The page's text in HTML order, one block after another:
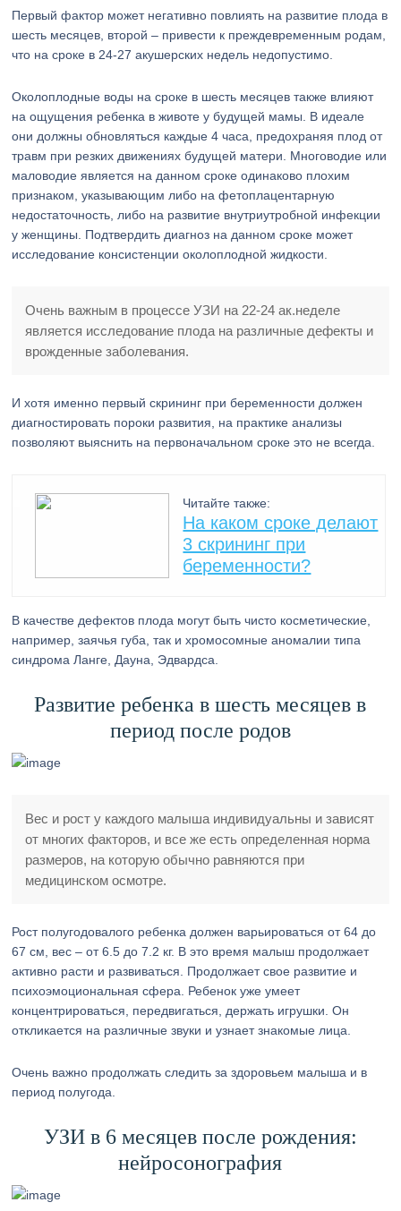
Первый фактор может негативно повлиять на развитие плода в
шесть месяцев, второй – привести к преждевременным родам,
что на сроке в 24-27 акушерских недель недопустимо.
Околоплодные воды на сроке в шесть месяцев также влияют
на ощущения ребенка в животе у будущей мамы. В идеале
они должны обновляться каждые 4 часа, предохраняя плод от
травм при резких движениях будущей матери. Многоводие или
маловодие является на данном сроке одинаково плохим
признаком, указывающим либо на фетоплацентарную
недостаточность, либо на развитие внутриутробной инфекции
у женщины. Подтвердить диагноз на данном сроке может
исследование консистенции околоплодной жидкости.
Очень важным в процессе УЗИ на 22-24 ак.неделе
является исследование плода на различные дефекты и
врожденные заболевания.
И хотя именно первый скрининг при беременности должен
диагностировать пороки развития, на практике анализы
позволяют выяснить на первоначальном сроке это не всегда.
Читайте также:
На каком сроке делают
3 скрининг при
беременности?
В качестве дефектов плода могут быть чисто косметические,
например, заячья губа, так и хромосомные аномалии типа
синдрома Ланге, Дауна, Эдвардса.
Развитие ребенка в шесть месяцев в
период после родов
Вес и рост у каждого малыша индивидуальны и зависят
от многих факторов, и все же есть определенная норма
размеров, на которую обычно равняются при
медицинском осмотре.
Рост полугодовалого ребенка должен варьироваться от 64 до
67 см, вес – от 6.5 до 7.2 кг. В это время малыш продолжает
активно расти и развиваться. Продолжает свое развитие и
психоэмоциональная сфера. Ребенок уже умеет
концентрироваться, передвигаться, держать игрушки. Он
откликается на различные звуки и узнает знакомые лица.
Очень важно продолжать следить за здоровьем малыша и в
период полугода.
УЗИ в 6 месяцев после рождения:
нейросонография